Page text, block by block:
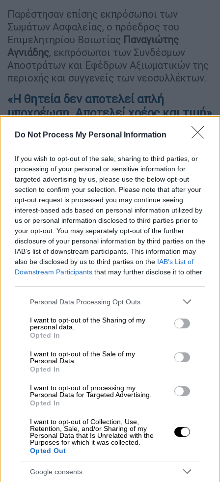
Do Not Process My Personal Information
If you wish to opt-out of the sale, sharing to third parties, or
processing of your personal or sensitive information for
targeted advertising by us, please use the below opt-out
section to confirm your selection. Please note that after your
opt-out request is processed you may continue seeing
interest-based ads based on personal information utilized by
us or personal information disclosed to third parties prior to
your opt-out. You may separately opt-out of the further
disclosure of your personal information by third parties on the
IAB’s list of downstream participants. This information may
also be disclosed by us to third parties on the IAB’s List of
Downstream Participants that may further disclose it to other
Please note that this website/app uses one or more Google
not limited to your visit or usage behaviour. You may click to
grant or deny consent to Google and its third-party tags to
use your data for below specified purposes in below Google
consent section.
Personal Data Processing Opt Outs
I want to opt-out of the Sharing of my
personal data.
Opted In
I want to opt-out of the Sale of my
Personal Data.
Opted In
I want to opt-out of processing my
Personal Data for Targeted Advertising.
Opted In
I want to opt-out of Collection, Use,
Retention, Sale, and/or Sharing of my
Personal Data that Is Unrelated with the
Purposes for which it was collected.
Opted Out
Google consents
Παρέστησαν επίσης εκπρόσωποι των
Σωμάτων Ασφαλείας, ο πρόεδρος του
Επιμελητηρίου Βοιωτίας Παναγιώτης
Αγνιάδης, εκπρόσωποι των Συνδέσμων
Αποστράτων και Εφέδρων Αξιωματικών της
περιοχής και συγγενείς των νεοσυλλέκτων.
«Η θητεία δεν αποτελεί απλή
υποχρέωση. Αποτελεί χρέος και τιμή»
«Οι νέοι οπλίτες σήμερα έδωσαν τον
και αφοσίωσης στην πατρίδα. Μια πράξη
ατομικής ευθύνης έναντι της προάσπισης
της ασφάλειας των Ελλήνων πολιτών,
δηλαδή της προάσπισης της ελευθερίας της
Ελλάδας» ανέφερε στον χαιρετισμό του οΝ.
Δένδιας.
«Θα ήθελα να πω ότι η θητεία δεν αποτελεί
απλή υποχρέωση. Αποτελεί χρέος και τιμή»
υπογράμμισε και συμπλήρωσε ότι «Η
Ελληνισμού. Και γι' αυτό οι γονείς
στεκόμαστε απέναντι στα παιδιά μας με
υπερηφάνεια σήμερα. Κατανοώ την
ανησυχίες σας».
τους νέους ανθρώπους στην πατρίδα τους,
πρέπει να εξελιχθεί, ώστε να υπηρετεί τις
σύγχρονες ανάγκες ασφάλειας της πατρίδας
μας. Και, επίσης, να είναι χρήσιμη για τους
νέους ανθρώπους» επισήμανε ο κ.
«Σημαντικές αλλαγές στη θητεία και
στην εφεδρεία»